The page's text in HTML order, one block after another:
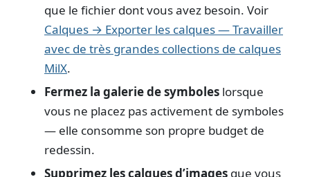
que le fichier dont vous avez besoin. Voir
Calques → Exporter les calques — Travailler
avec de très grandes collections de calques
MilX.
Fermez la galerie de symboles lorsque
vous ne placez pas activement de symboles
— elle consomme son propre budget de
redessin.
Supprimez les calques d’images que vous